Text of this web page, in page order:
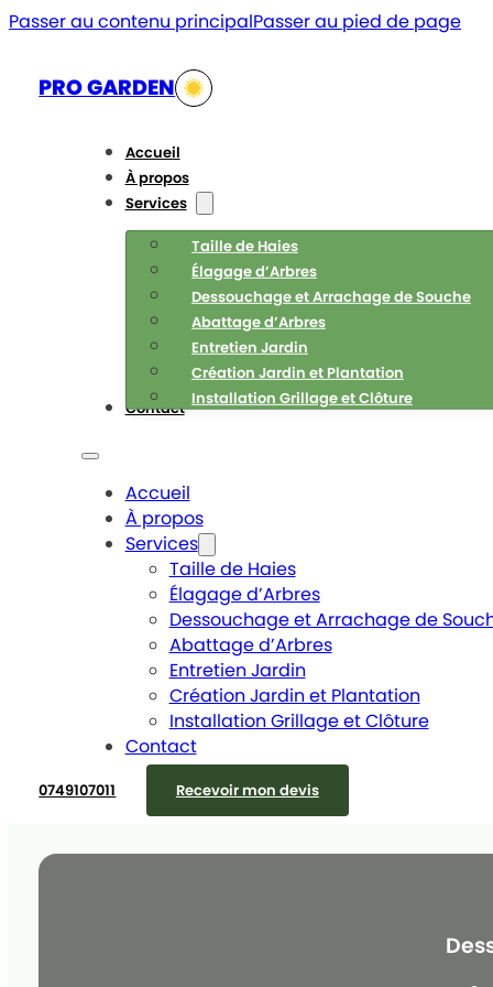
Passer au contenu principalPasser au pied de page
PRO GARDEN
Accueil
À propos
Services
Taille de Haies
Élagage d’Arbres
Dessouchage et Arrachage de Souche
Abattage d’Arbres
Entretien Jardin
Création Jardin et Plantation
Installation Grillage et Clôture
Contact
Accueil
À propos
Services
Taille de Haies
Élagage d’Arbres
Dessouchage et Arrachage de
Abattage d’Arbres
Entretien Jardin
Création Jardin et Plantation
Installation Grillage et Clôture
Contact
0749107011 Recevoir mon devis